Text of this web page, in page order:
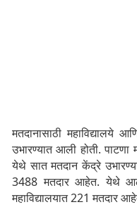
मतदानासाठी महाविद्यालये
उभारण्यात आली होती. पाटणा
येथे सात मतदान केंद्रे
3488 मतदार आहेत. येथे
महाविद्यालयात 221 मतदार